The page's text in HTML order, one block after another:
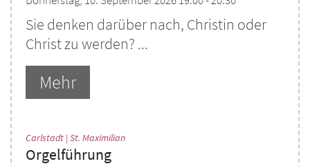
Sie denken darüber nach, Christin oder
Christ zu werden? ...
Mehr
Carlstadt | St. Maximilian:
Orgelführung